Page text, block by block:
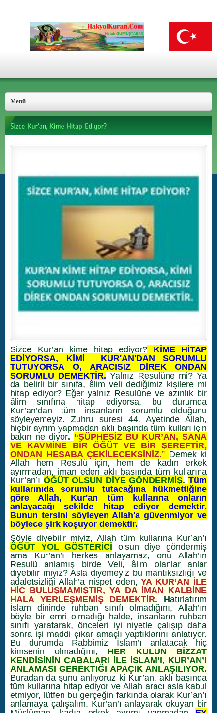
Sizce Kur’an kime hitap ediyor?
KİME HİTAP
EDİYORSA, KİMİ KUR'AN'DAN SORUMLU
TUTUYORSA O, ARACISIZ DİREK ONDAN
SORUMLU DEMEKTİR. Yalnız Resulüne mi? Ya
da belirli bir sınıfa, âlim veli dediğimiz kişilere mi
hitap ediyor? Eğer yalnız Resulüne ve azınlık bir
âlim sınıfına hitap ediyorsa, bu durumda
Kur’an’dan tüm insanların sorumlu olduğunu
söyleyemeyiz. Zuhru suresi 44. Ayetinde Allah,
hiçbir ayrım yapmadan aklı başında tüm kulları için
bakın ne diyor. “ŞÜPHESİZ BU KUR’AN, SANA
VE KAVMİNE BİR ÖĞÜT VE BİR ŞEREFTİR,
ONDAN HESABA ÇEKİLECEKSİNİZ.” Demek ki
Allah hem Resulü için, hem de kadın erkek
ayırmadan, iman eden aklı başında tüm kullarına
Kur’an’ı ÖĞÜT OLSUN DİYE GÖNDERMİŞ.Tüm
kullarınıda sorumlu tutacağına hükmettiğine
göre Allah, Kur'an tüm kullarına onların
anlayacağı şekilde hitap ediyor demektir.
Bunun tersini söyleyen Allah'a güvenmiyor ve
böylece şirk koşuyor demektir.
Şöyle diyebilir miyiz, Allah tüm kullarına Kur’an’ı
ÖĞÜT YOL GÖSTERİCİ olsun diye göndermiş
ama Kur’an’ı herkes anlayamaz, onu Allah’ın
Resulü anlamış birde Veli, âlim olanlar anlar
diyebilir miyiz? Asla diyemeyiz bu mantıksızlığı ve
adaletsizliği Allah’a nispet eden,YA KUR’AN İLE
HİÇ BULUŞMAMIŞTIR, YA DA İMAN KALBİNE
HALA YERLEŞMEMİŞ DEMEKTİR. Hatırlatırım
İslam dininde ruhban sınıfı olmadığını, Allah’ın
böyle bir emri olmadığı halde, insanların ruhban
sınıfı yaratarak, önceleri iyi niyetle çalışıp daha
sonra işi maddi çıkar amaçlı yaptıklarını anlatıyor.
Bu durumda Rabbimiz İslam’ı anlatacak hiç
kimsenin olmadığını,
HER KULUN BİZZAT
KENDİSİNİN ÇABALARI İLE İSLAM’I, KUR’AN’I
ANLAMASI GEREKTİĞİ APAÇIK ANLAŞILIYOR.
Buradan da şunu anlıyoruz ki Kur’an, aklı başında
tüm kullarına hitap ediyor ve Allah aracı asla kabul
etmiyor, lütfen bu gerçeğin farkında olarak Kur’an’ı
anlamaya çalışalım. Kur’an’ı anlayarak okuyan bir